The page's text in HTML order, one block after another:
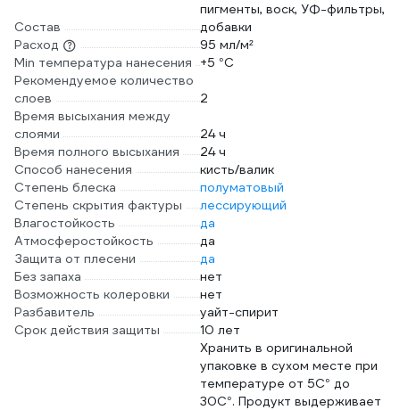
Состав
пигменты, воск, УФ-фильтры,
добавки
Расход
95 мл/м²
Min температура нанесения
+5 °С
Рекомендуемое количество
слоев
2
Время высыхания между
слоями
24 ч
Время полного высыхания
24 ч
Способ нанесения
кисть/валик
Степень блеска
полуматовый
Степень скрытия фактуры
лессирующий
Влагостойкость
да
Атмосферостойкость
да
Защита от плесени
да
Без запаха
нет
Возможность колеровки
нет
Разбавитель
уайт-спирит
Срок действия защиты
10 лет
Хранить в оригинальной
упаковке в сухом месте при
температуре от 5С° до
30С°. Продукт выдерживает